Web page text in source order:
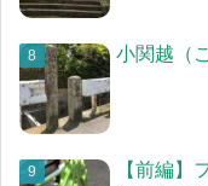
小関越（
【前編】